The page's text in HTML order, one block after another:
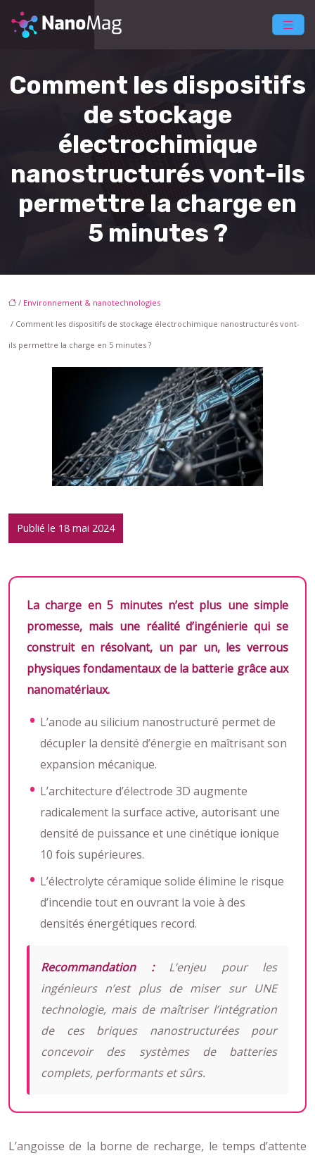
Comment les dispositifs
de stockage
électrochimique
nanostructurés vont-ils
permettre la charge en
5 minutes ?
/ Environnement & nanotechnologies
/ Comment les dispositifs de stockage électrochimique nanostructurés vont-
ils permettre la charge en 5 minutes ?
Publié le 18 mai 2024
La charge en 5 minutes n’est plus une simple
promesse, mais une réalité d’ingénierie qui se
construit en résolvant, un par un, les verrous
physiques fondamentaux de la batterie grâce aux
nanomatériaux.
L’anode au silicium nanostructuré permet de
décupler la densité d’énergie en maîtrisant son
expansion mécanique.
L’architecture d’électrode 3D augmente
radicalement la surface active, autorisant une
densité de puissance et une cinétique ionique
10 fois supérieures.
L’électrolyte céramique solide élimine le risque
d’incendie tout en ouvrant la voie à des
densités énergétiques record.
Recommandation :L’enjeu pour les
ingénieurs n’est plus de miser sur UNE
technologie, mais de maîtriser l’intégration
de ces briques nanostructurées pour
concevoir des systèmes de batteries
complets, performants et sûrs.
L’angoisse de la borne de recharge, le temps d’attente